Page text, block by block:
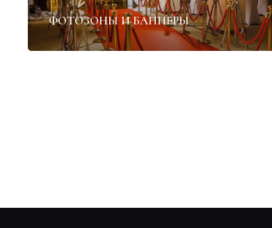
ФОТОЗОНЫ И БАННЕРЫ